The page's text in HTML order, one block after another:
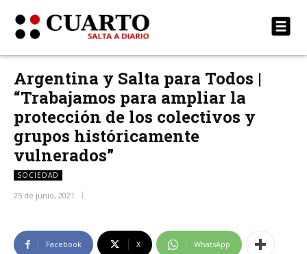
Argentina y Salta para Todos |
“Trabajamos para ampliar la
protección de los colectivos y
grupos históricamente
vulnerados”
SOCIEDAD
25 de junio, 2021
Facebook X WhatsApp